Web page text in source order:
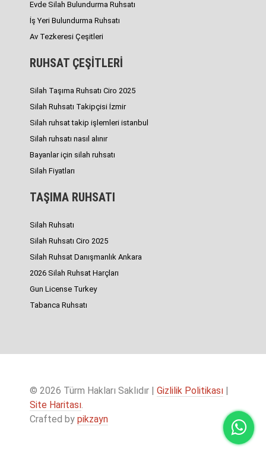
Evde Silah Bulundurma Ruhsatı
İş Yeri Bulundurma Ruhsatı
Av Tezkeresi Çeşitleri
RUHSAT ÇEŞİTLERİ
Silah Taşıma Ruhsatı Ciro 2025
Silah Ruhsatı Takipçisi İzmir
Silah ruhsat takip işlemleri istanbul
Silah ruhsatı nasıl alınır
Bayanlar için silah ruhsatı
Silah Fiyatları
TAŞIMA RUHSATI
Silah Ruhsatı
Silah Ruhsatı Ciro 2025
Silah Ruhsat Danışmanlık Ankara
2026 Silah Ruhsat Harçları
Gun License Turkey
Tabanca Ruhsatı
© 2026 Türm Hakları Saklıdır | Gizlilik Politikası
Site Haritası.
Crafted by pikzayn